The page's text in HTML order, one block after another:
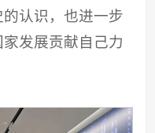
认识，也进一步
发展贡献自己力